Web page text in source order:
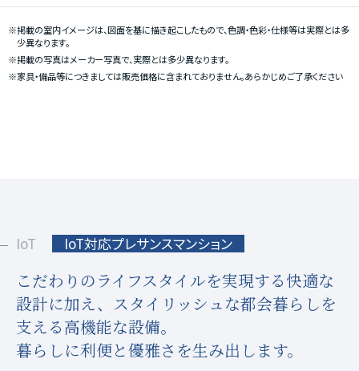
※掲載の室内イメージは、図面を基に描き起こしたもので、色調・色彩・仕様等は実際とは多
少異なります。
※掲載の写真はメーカー写真で、実際とは多少異なります。
※家具・備品等につきましては販売価格に含まれておりません。あらかじめご了承ください
IoT IoT対応プレサンスマンション
こだわりのライフスタイルを実現する快適な
設計に加え、 スタイリッシュな都会暮らしを
支える高機能な設備。
暮らしに利便と優雅さを生み出します。